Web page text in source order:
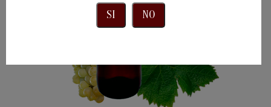
SI NO